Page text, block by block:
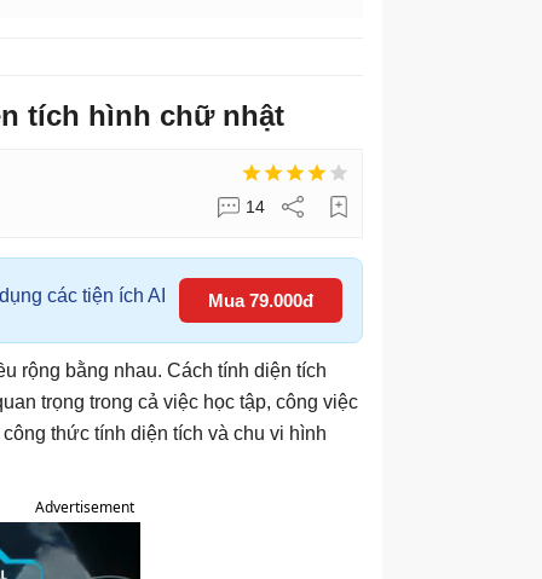
tích hình chữ nhật
14
các tiện ích AI Mua 79.000đ
rộng bằng nhau. Cách tính diện tích
trọng trong cả việc học tập, công việc
thức tính diện tích và chu vi hình
Advertisement